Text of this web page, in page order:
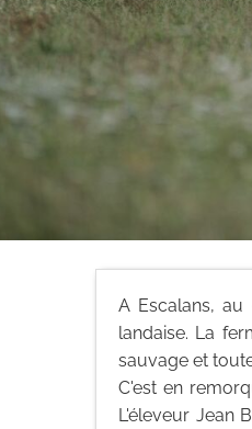
A Escalans,
landaise. La
sauvage et
C'est en
L'éleveur Jean